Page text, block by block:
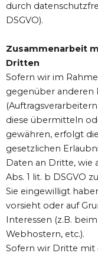
durch
DSGVO).
Zusammenarbeit
Dritten
Sofern wir im
gegenüber anderen
diese übermitteln
gewähren, erfolgt
gesetzlichen
Daten an Dritte, wie
Abs. 1 lit. b DSGVO
Sie eingewilligt
vorsieht oder auf
Interessen (z.B.
Webhostern, etc.).
Sofern wir Dritte mit